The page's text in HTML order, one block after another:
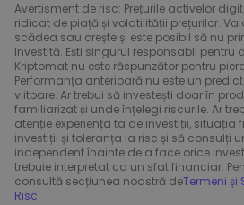
Avertisment de risc: Prețurile activelor
ridicat de piață și volatilității prețurilor.
scădea sau crește și este posibil să nu
investită. Ești singurul responsabil pentru
Kriptomat nu este răspunzător pentru
Performanța anterioară nu este un
viitoare. Ar trebui să investești doar în
familiarizat și unde înțelegi riscurile. Ar
atenție experiența ta de investiții, situația
investiții și toleranța la risc și să consulți
independent înainte de a face orice
trebuie interpretat ca un sfat financiar.
consultă secțiunea noastră deTermeni și
Risc.